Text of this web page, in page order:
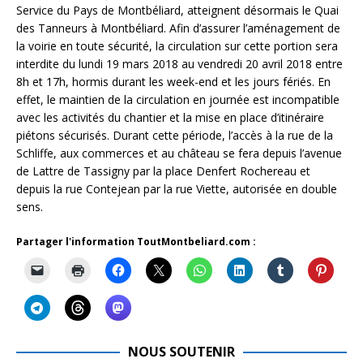
Service du Pays de Montbéliard, atteignent désormais le Quai
des Tanneurs à Montbéliard. Afin d’assurer l’aménagement de
la voirie en toute sécurité, la circulation sur cette portion sera
interdite du lundi 19 mars 2018 au vendredi 20 avril 2018 entre
8h et 17h, hormis durant les week-end et les jours fériés. En
effet, le maintien de la circulation en journée est incompatible
avec les activités du chantier et la mise en place d’itinéraire
piétons sécurisés. Durant cette période, l’accès à la rue de la
Schliffe, aux commerces et au château se fera depuis l’avenue
de Lattre de Tassigny par la place Denfert Rochereau et
depuis la rue Contejean par la rue Viette, autorisée en double
sens.
Partager l'information ToutMontbeliard.com :
NOUS SOUTENIR